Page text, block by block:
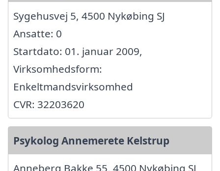
Sygehusvej 5, 4500 Nykøbing SJ
Ansatte: 0
Startdato: 01. januar 2009,
Virksomhedsform:
Enkeltmandsvirksomhed
CVR: 32203620
Psykolog Annemerete Kelstrup